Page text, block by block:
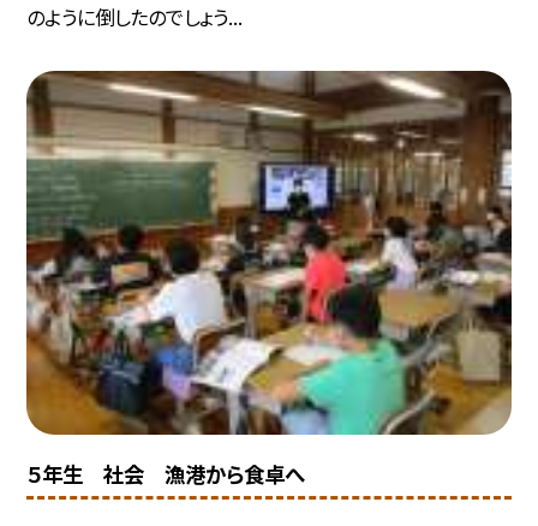
のように倒したのでしょう...
５年生 社会 漁港から食卓へ